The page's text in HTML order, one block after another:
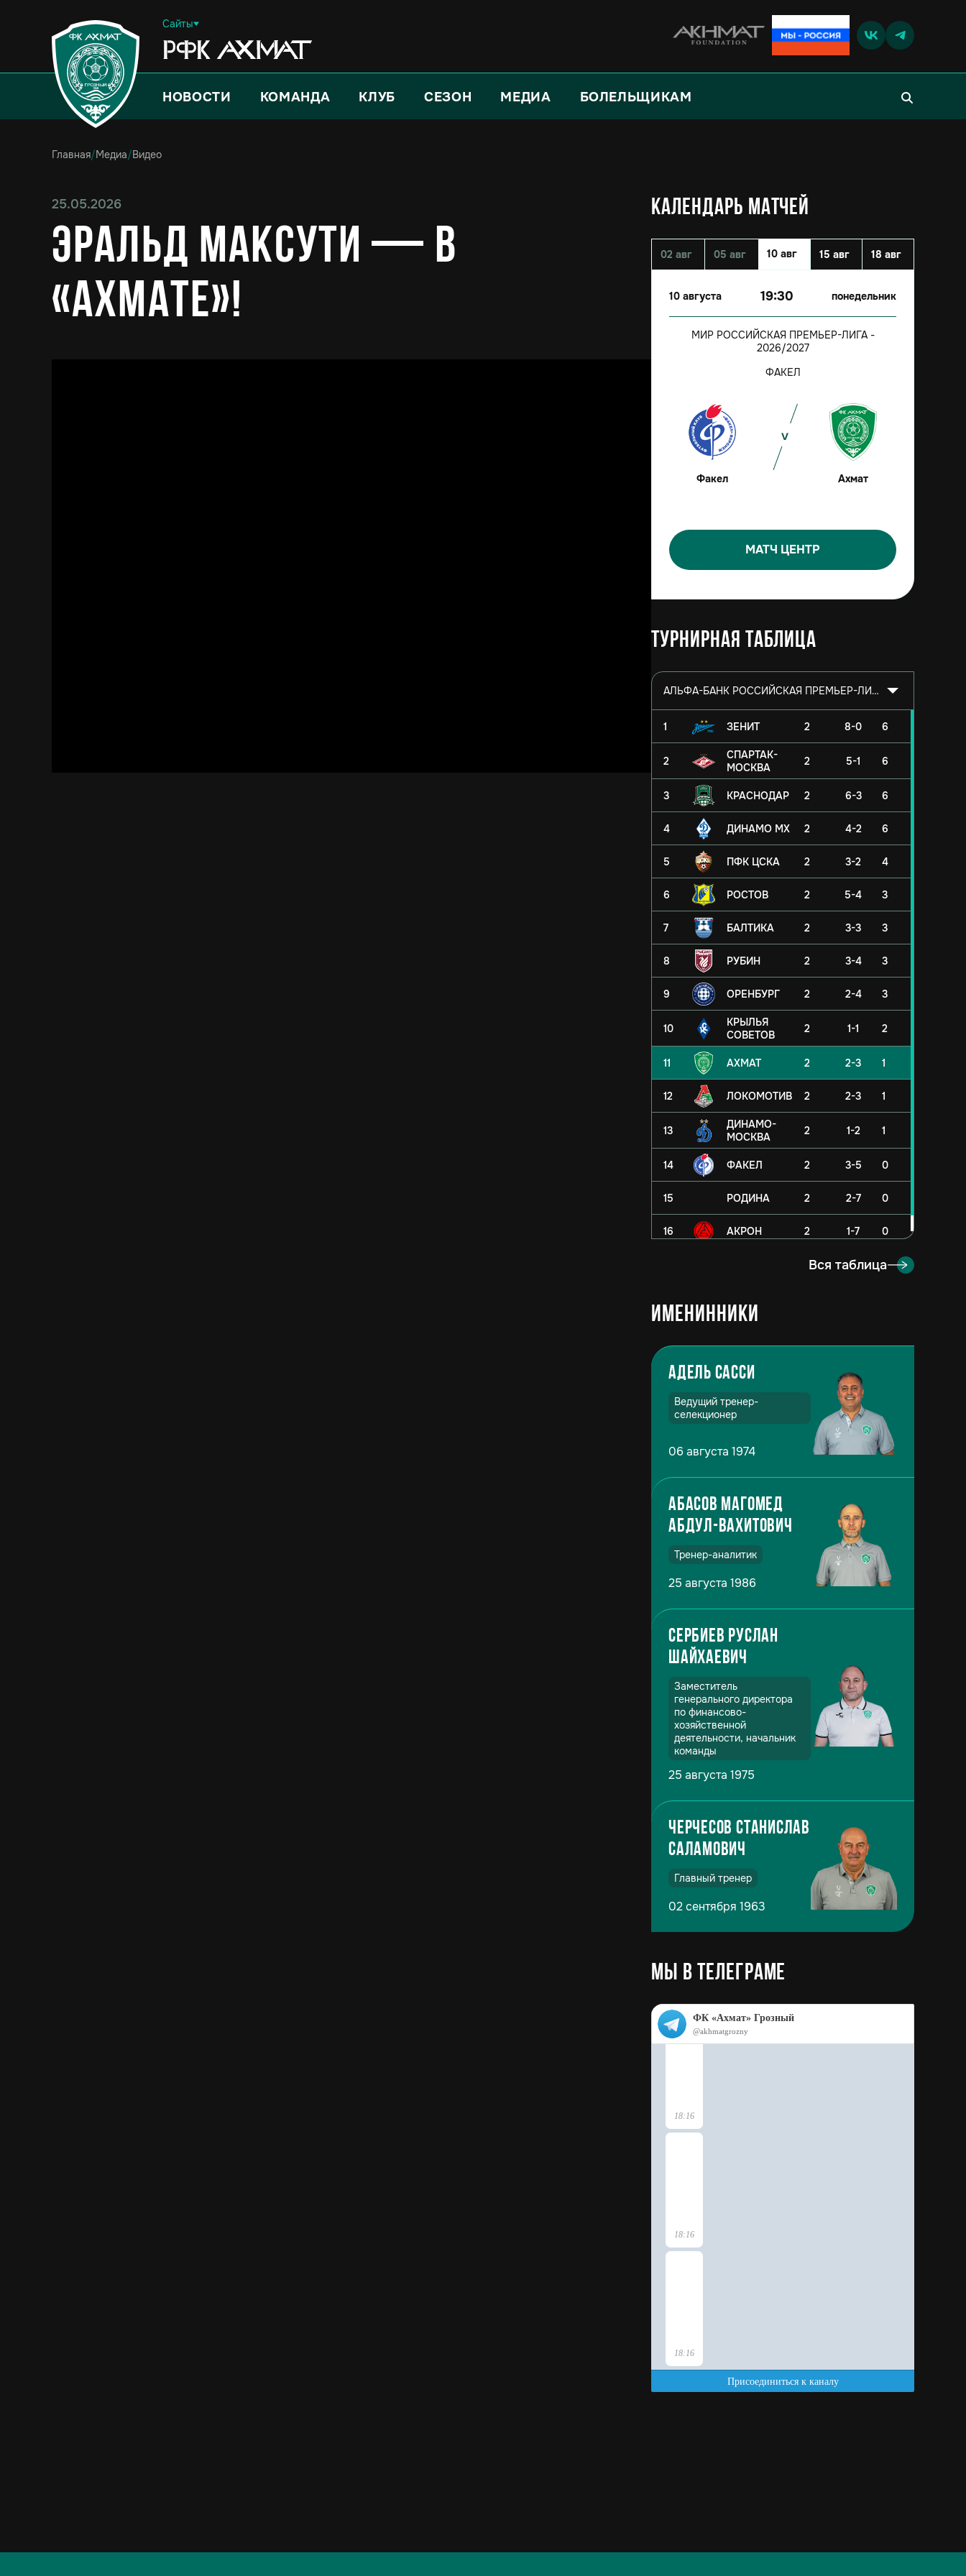
Сайты
НОВОСТИ КОМАНДА КЛУБ СЕЗОН МЕДИА БОЛЕЛЬЩИКАМ
Главная/Медиа/Видео
КАЛЕНДАРЬ МАТЧЕЙ
02 авг 05 авг 10 авг 15 авг 18 авг
10 августа 19:30 понедельник
МИР РОССИЙСКАЯ ПРЕМЬЕР-ЛИГА -
2026/2027
ФАКЕЛ
Факел Ахмат
МАТЧ ЦЕНТР
Турнирная таблица
АЛЬФА-БАНК РОССИЙСКАЯ ПРЕМЬЕР-ЛИГА 2026/2027
1 ЗЕНИТ 2 8-0 6
2
СПАРТАК-
МОСКВА
2 5-1 6
3 КРАСНОДАР 2 6-3 6
4 ДИНАМО МХ 2 4-2 6
5 ПФК ЦСКА 2 3-2 4
6 РОСТОВ 2 5-4 3
7 БАЛТИКА 2 3-3 3
8 РУБИН 2 3-4 3
9 ОРЕНБУРГ 2 2-4 3
10
КРЫЛЬЯ
СОВЕТОВ
2 1-1 2
11 АХМАТ 2 2-3 1
12 ЛОКОМОТИВ 2 2-3 1
13
ДИНАМО-
МОСКВА
2 1-2 1
14 ФАКЕЛ 2 3-5 0
15 РОДИНА 2 2-7 0
16 АКРОН 2 1-7 0
Вся таблица
Именинники
Адель Сасси
Ведущий тренер-
селекционер
06 августа 1974
Абасов Магомед
Абдул-Вахитович
Тренер-аналитик
25 августа 1986
Сербиев Руслан
Шайхаевич
Заместитель
генерального директора
по финансово-
хозяйственной
деятельности, начальник
команды
25 августа 1975
Черчесов Станислав
Саламович
Главный тренер
02 сентября 1963
МЫ в телеграме
25.05.2026
Эральд Максути — в
«Ахмате»!